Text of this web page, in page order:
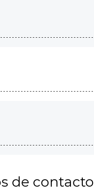
de contacto